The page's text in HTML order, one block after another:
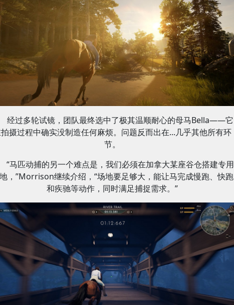
经过多轮试镜，团队最终选中了极其温顺耐心的母马Bella——它
摄过程中确实没制造任何麻烦。问题反而出在...几乎其他所有环
节。
“马匹动捕的另一个难点是，我们必须在加拿大某座谷仓搭建专用
，”Morrison继续介绍，“场地要足够大，能让马完成慢跑、快跑
和疾驰等动作，同时满足捕捉需求。”